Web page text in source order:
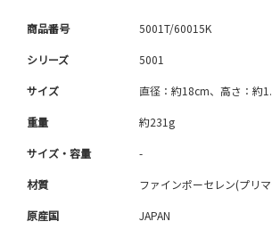
商品番号 5001T/60015K
シリーズ 5001
サイズ 直径：約18cm、高さ：約
重量 約231g
サイズ・容量 -
材質 ファインポーセレン(プリ
原産国 JAPAN